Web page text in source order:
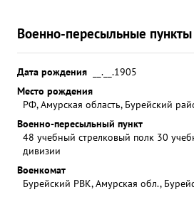
Военно-пересыльные
Дата рождения
__.__.1905
Место рождения
РФ, Амурская область, Бурейский
Военно-пересыльный пункт
48 учебный стрелковый полк 30
дивизии
Военкомат
Бурейский РВК, Амурская обл.,